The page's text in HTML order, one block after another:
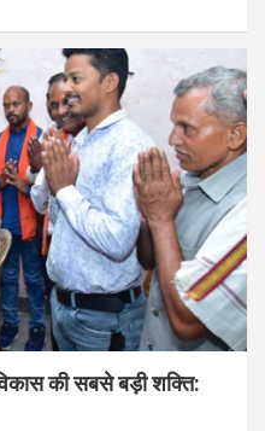
की सबसे बड़ी शक्ति: